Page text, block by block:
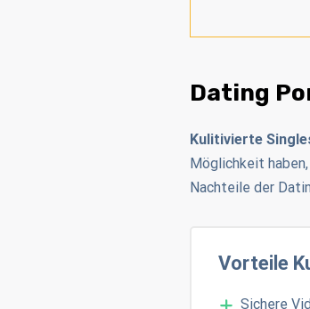
Dating
Kulitivierte
Möglichkeit
Nachteile der
Vorteile
Sichere